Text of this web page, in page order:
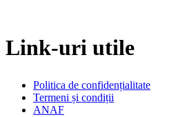
Link-uri utile
Politica de confidențialitate
Termeni și condiții
ANAF